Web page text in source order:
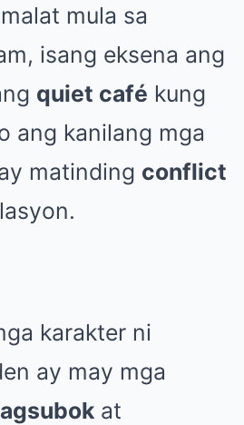
mula sa
isang eksena ang
quiet café kung
ang kanilang mga
matinding conflict
karakter ni
ay may mga
at